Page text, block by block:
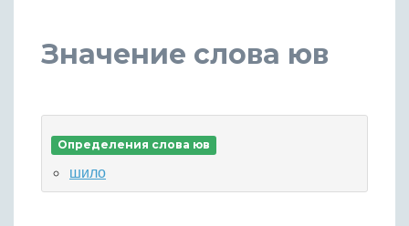
Значение слова юв
Определения слова юв
шило